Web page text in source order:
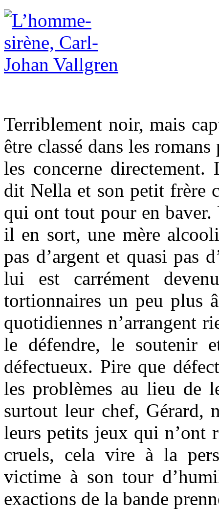
Terriblement noir, mais
être classé dans les
les concerne directement.
dit Nella et son petit frère
qui ont tout pour en baver.
il en sort, une mère
pas d’argent et quasi pas
lui est carrément
tortionnaires un peu plus
quotidiennes n’arrangent
le défendre, le soutenir
défectueux. Pire que
les problèmes au lieu de
surtout leur chef, Gérard,
leurs petits jeux qui n’ont
cruels, cela vire à la
victime à son tour
exactions de la bande